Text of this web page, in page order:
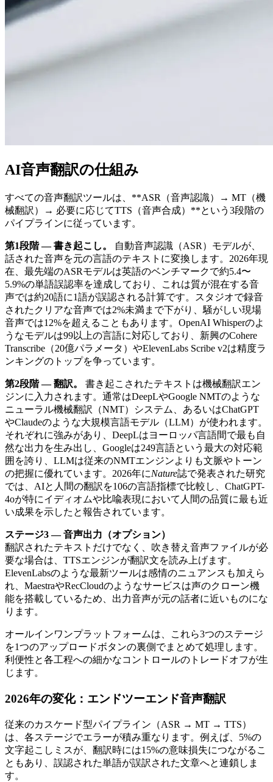
AI音声翻訳の仕組み
すべての音声翻訳ツールは、**ASR（音声認識）→ MT（機
械翻訳）→ 必要に応じてTTS（音声合成）**という3段階の
パイプラインに従っています。
第1段階 — 書き起こし。
自動音声認識（ASR）モデルが、
話された音声を元の言語のテキストに変換します。2026年現
在、最先端のASRモデルは英語のベンチマークで約5.4〜
5.9%の単語誤認率を達成しており、これは質が混在する音
声では約20語に1語が誤認される計算です。スタジオで録音
されたクリアな音声では2%未満まで下がり、騒がしい現場
音声では12%を超えることもあります。OpenAI Whisperのよ
うなモデルは99以上の言語に対応しており、新興のCohere
Transcribe（20億パラメータ）やElevenLabs Scribe v2は精度ラ
ンキングのトップを争っています。
第2段階 — 翻訳。
書き起こされたテキストは機械翻訳エン
ジンに入力されます。通常はDeepLやGoogle NMTのような
ニューラル機械翻訳（NMT）システム、あるいはChatGPT
やClaudeのような大規模言語モデル（LLM）が使われます。
それぞれに強みがあり、DeepLはヨーロッパ言語間で最も自
然な出力を生み出し、Googleは249言語という最大の対応範
囲を誇り、LLMは従来のNMTエンジンよりも文脈やトーン
の把握に優れています。2026年にNature誌で発表された研究
では、AIと人間の翻訳を106の言語指標で比較し、ChatGPT-
4oが特にイディオムや比喩表現において人間の品質に最も近
い成果を示したと報告されています。
ステージ3 — 音声出力（オプション）
翻訳されたテキストだけでなく、吹き替え音声ファイルが必
要な場合は、TTSエンジンが翻訳文を読み上げます。
ElevenLabsのような最新ツールは感情のニュアンスも加えら
れ、MaestraやRecCloudのようなサービスは声のクローン機
能を搭載しているため、出力音声が元の話者に近いものにな
ります。
オールインワンプラットフォームは、これら3つのステージ
を1つのアップロードボタンの裏側でまとめて処理します。
利便性と各工程への細かなコントロールのトレードオフが生
じます。
2026年の変化：エンドツーエンド音声翻訳
従来のカスケード型パイプライン（ASR → MT → TTS）
は、各ステージでエラーが積み重なります。例えば、5%の
文字起こしミスが、翻訳時には15%の意味損失につながるこ
ともあり、誤認された単語が誤訳された文章へと連鎖しま
す。